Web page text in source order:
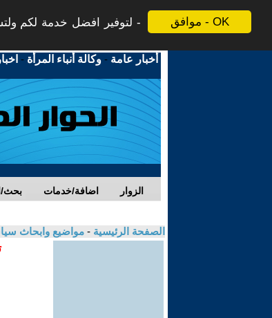
موافق - OK
لتوفير افضل خدمة لكم
أخبار عامة -وكالة أنباء المرأة -
بحث/ اضافة/خدمات الزوار
الصفحة الرئيسية - مواضيع وابحاث